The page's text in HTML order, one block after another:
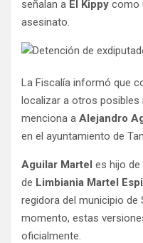
señalan a El Kippy como
asesinato.
La Fiscalía informó que
localizar a otros posibles
menciona a Alejandro
en el ayuntamiento de
Aguilar Martel es hijo de
de Limbiania Martel
regidora del municipio de
momento, estas
oficialmente.